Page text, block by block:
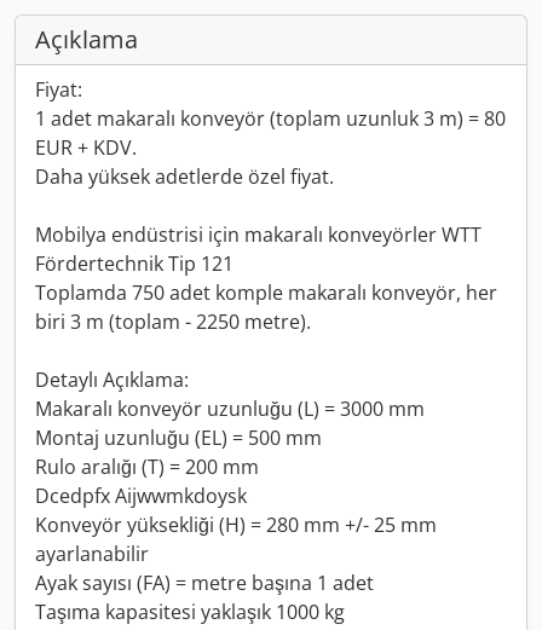
Açıklama
Fiyat:
1 adet makaralı konveyör (toplam uzunluk 3 m) = 80
EUR + KDV.
Daha yüksek adetlerde özel fiyat.
Mobilya endüstrisi için makaralı konveyörler WTT
Fördertechnik Tip 121
Toplamda 750 adet komple makaralı konveyör, her
biri 3 m (toplam - 2250 metre).
Detaylı Açıklama:
Makaralı konveyör uzunluğu (L) = 3000 mm
Montaj uzunluğu (EL) = 500 mm
Rulo aralığı (T) = 200 mm
Dcedpfx Aijwwmkdoysk
Konveyör yüksekliği (H) = 280 mm +/- 25 mm
ayarlanabilir
Ayak sayısı (FA) = metre başına 1 adet
Taşıma kapasitesi yaklaşık 1000 kg